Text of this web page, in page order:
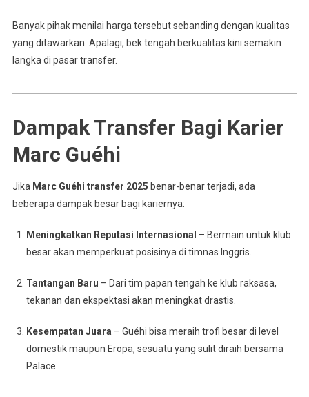
Banyak pihak menilai harga tersebut sebanding dengan kualitas
yang ditawarkan. Apalagi, bek tengah berkualitas kini semakin
langka di pasar transfer.
Dampak Transfer Bagi Karier
Marc Guéhi
Jika Marc Guéhi transfer 2025 benar-benar terjadi, ada
beberapa dampak besar bagi kariernya:
Meningkatkan Reputasi Internasional – Bermain untuk klub
besar akan memperkuat posisinya di timnas Inggris.
Tantangan Baru – Dari tim papan tengah ke klub raksasa,
tekanan dan ekspektasi akan meningkat drastis.
Kesempatan Juara – Guéhi bisa meraih trofi besar di level
domestik maupun Eropa, sesuatu yang sulit diraih bersama
Palace.